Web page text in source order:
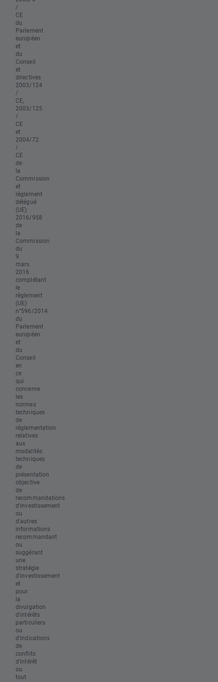
/
CE
du
Parlement
européen
et
du
Conseil
et
directives
2003/124
/
CE,
2003/125
/
CE
et
2004/72
/
CE
de
la
Commission
et
règlement
délégué
(UE)
2016/958
de
la
Commission
du
9
mars
2016
complétant
le
règlement
(UE)
n°596/2014
du
Parlement
européen
et
du
Conseil
en
ce
qui
concerne
les
normes
techniques
de
réglementation
relatives
aux
modalités
techniques
de
présentation
objective
de
recommandations
d'investissement
ou
d'autres
informations
recommandant
ou
suggérant
une
stratégie
d'investissement
et
pour
la
divulgation
d'intérêts
particuliers
ou
d'indications
de
conflits
d'intérêt
ou
tout